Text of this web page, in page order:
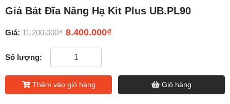
Giá Bát Đĩa Nâng Hạ Kit Plus UB.PL90
Giá: 11.200.000₫ 8.400.000₫
Số lượng:
Thêm vào giỏ hàng Giỏ hàng